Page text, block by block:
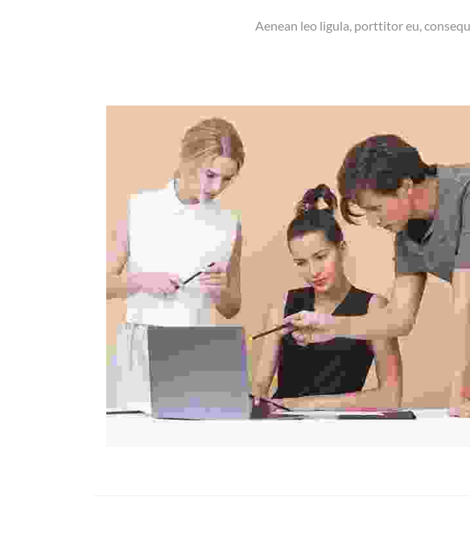
Aenean leo ligula, porttitor eu,